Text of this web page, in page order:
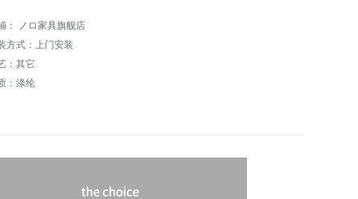
： ノロ家具旗舰店
方式：上门安装
：其它
：涤纶